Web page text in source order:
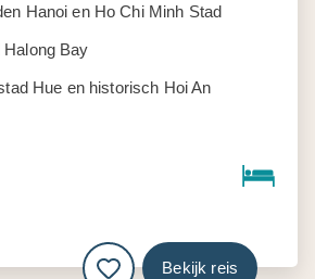
Hanoi en Ho Chi Minh Stad
Halong Bay
Hue en historisch Hoi An
Bekijk reis